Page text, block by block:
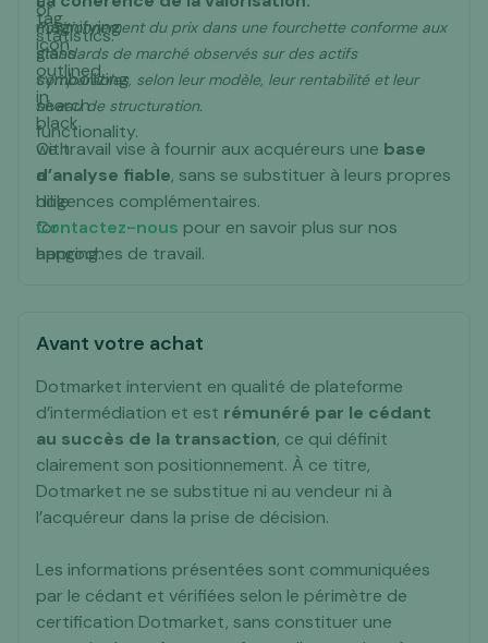
Positionnement du prix dans une fourchette conforme aux
standards de marché observés sur des actifs
comparables, selon leur modèle, leur rentabilité et leur
niveau de structuration.
Ce travail vise à fournir aux acquéreurs une base
d’analyse fiable, sans se substituer à leurs propres
diligences complémentaires.
Contactez-nous pour en savoir plus sur nos
approches de travail.
Avant votre achat
Dotmarket intervient en qualité de plateforme
d’intermédiation et est rémunéré par le cédant
au succès de la transaction, ce qui définit
clairement son positionnement. À ce titre,
Dotmarket ne se substitue ni au vendeur ni à
l’acquéreur dans la prise de décision.
Les informations présentées sont communiquées
par le cédant et vérifiées selon le périmètre de
certification Dotmarket, sans constituer une